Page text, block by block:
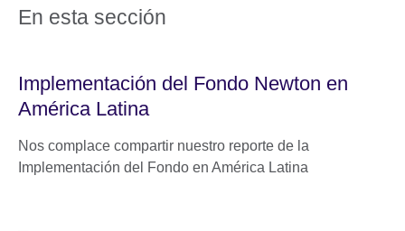
En esta sección
Implementación del Fondo Newton en
América Latina
Nos complace compartir nuestro reporte de la
Implementación del Fondo en América Latina